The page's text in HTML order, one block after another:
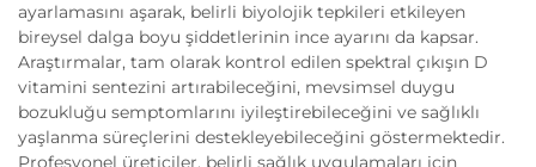
ayarlamasını aşarak, belirli biyolojik tepkileri etkileyen
bireysel dalga boyu şiddetlerinin ince ayarını da kapsar.
Araştırmalar, tam olarak kontrol edilen spektral çıkışın D
vitamini sentezini artırabileceğini, mevsimsel duygu
bozukluğu semptomlarını iyileştirebileceğini ve sağlıklı
yaşlanma süreçlerini destekleyebileceğini göstermektedir.
Profesyonel üreticiler, belirli sağlık uygulamaları için